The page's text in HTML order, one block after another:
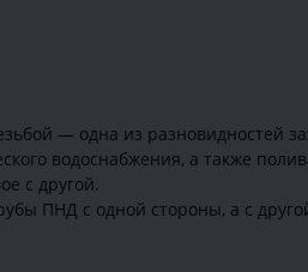
— одна из разновидностей
водоснабжения, а также
с другой.
ПНД с одной стороны, а с